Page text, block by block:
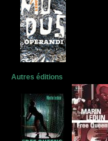
Autres éditions